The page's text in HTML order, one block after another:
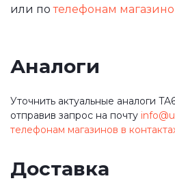
или потелефонам
Аналоги
Уточнить актуальные аналоги
отправив запрос на почту
телефонам магазинов в
Доставка